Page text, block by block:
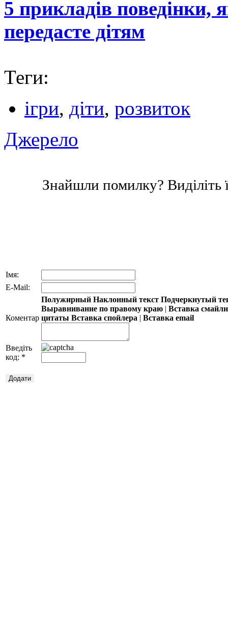
5 прикладів поведінки,
передасте дітям
Теги:
ігри, діти, розвиток
Джерело
Знайшли помилку? Виділіть
Імя:
E-Mail:
Коментар
Полужирный Наклонный текст Подчеркнутый
Выравнивание по правому краю | Вставка
цитаты Вставка спойлера | Вставка email
Введіть
код: *